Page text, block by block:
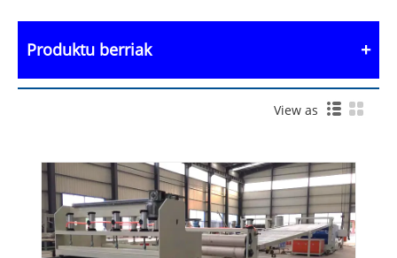
Produktu berriak
View as